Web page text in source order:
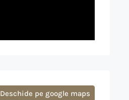
Deschide pe google maps